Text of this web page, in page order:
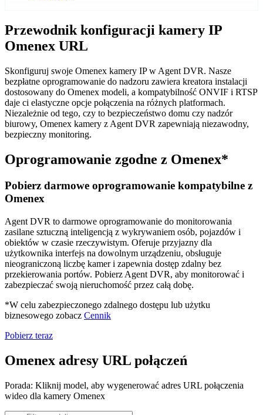
Przewodnik konfiguracji kamery IP
Omenex URL
Skonfiguruj swoje Omenex kamery IP w Agent DVR. Nasze
bezpłatne oprogramowanie do nadzoru zawiera kreatora instalacji
dostosowany do Omenex modeli, a kompatybilność ONVIF i RTSP
daje ci elastyczne opcje połączenia na różnych platformach.
Niezależnie od tego, czy to bezpieczeństwo domu czy nadzór
biurowy, Omenex kamery z Agent DVR zapewniają niezawodny,
bezpieczny monitoring.
Oprogramowanie zgodne z Omenex*
Pobierz darmowe oprogramowanie kompatybilne z
Omenex
Agent DVR to darmowe oprogramowanie do monitorowania
zasilane sztuczną inteligencją z wykrywaniem osób, pojazdów i
obiektów w czasie rzeczywistym. Oferuje przyjazny dla
użytkownika interfejs na dowolnym urządzeniu, obsługuje
nieograniczoną liczbę kamer i zapewnia dostęp zdalny bez
przekierowania portów. Pobierz Agent DVR, aby monitorować i
zabezpieczać swoją nieruchomość przez całą dobę.
*W celu zabezpieczonego zdalnego dostępu lub użytku
biznesowego zobacz Cennik
Pobierz teraz
Omenex adresy URL połączeń
Porada: Kliknij model, aby wygenerować adres URL połączenia
wideo dla kamery Omenex